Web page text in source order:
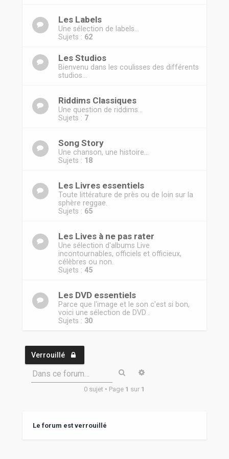
Les Labels
Une sélection de labels...
Sujets : 62
Les Studios
Bienvenu dans les coulisses des différents
studios...
Riddims Classiques
Une question de riddims...
Sujets : 7
Song Story
Une chanson, une histoire...
Sujets : 18
Les Livres essentiels
Toute littérature de près ou de loin sur la
sphère reggae.
Sujets : 65
Les Lives à ne pas rater
Une sélection d'albums Live
incontournables, officiels et officieux,
célèbres ou non.
Sujets : 45
Les DVD essentiels
Parce que l'image et le son c'est si bon,
voici une sélection de DVD .
Sujets : 30
Verrouillé
Dans ce forum… Rechercher
0 sujet • Page 1 sur 1
Le forum est verrouillé